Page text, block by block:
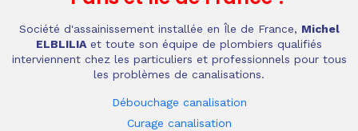
Société d'assainissement installée en Île de France, Michel
ELBLILIA et toute son équipe de plombiers qualifiés
interviennent chez les particuliers et professionnels pour tous
les problèmes de canalisations.
Débouchage canalisation
Curage canalisation